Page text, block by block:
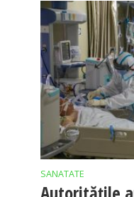
SANATATE